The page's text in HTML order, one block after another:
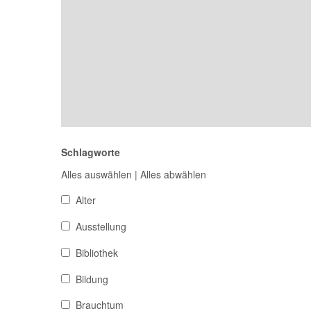
Schlagworte
Alles auswählen | Alles abwählen
Alter
Ausstellung
Bibliothek
Bildung
Brauchtum